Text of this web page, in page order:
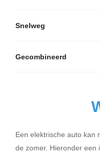
Snelweg
Gecombineerd
Een elektrische auto kan
de zomer. Hieronder een